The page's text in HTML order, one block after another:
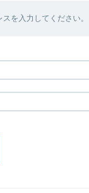
を入力してください。